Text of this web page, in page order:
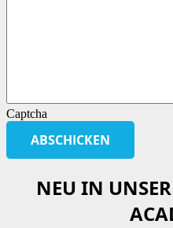
Captcha
NEU IN